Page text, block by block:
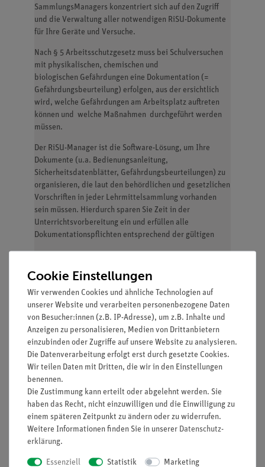
SammlungsManagers konzentriert sich auf den Zugriff
und die Verwaltung aller notwendigen RiSU-Dokumente
für Ihre Geräte und Versuche.
Nach § 5 Arbeitsschutzgesetz muss bei Schulversuchen
mit physikalischen, chemischen und
biologischen Gefährdungen eine Dokumentation (=
Gefährdungsbeurteilung) erfolgen, aus der ersichtlich
wird, welche Gefährdungen am Arbeitsplatz auftreten
können und welche Maßnahmen durchgeführt werden
müssen.
Der RiSU-Manager ist die Software-Lösung, um Ihre
Dokumente (u.a. Bedienungsanleitung,
Sicherheitsdatenblätter, Gefährdungsbeurteilungen) zu
organisieren, die laut den behördlichen und gesetzlichen
Vorschriften in jeder Lehrmittelsammlung vorhanden
sein müssen. Hierdurch sparen Sie Zeit in der
Unterrichtsvorbereitung ein und erfüllen alle
Dokumentationspflichten entsprechend der gültigen
Ausstattung und technische
Daten
Der RiSU-Manager hilft Ihnen
Ihre Unterrichtsvorbereitung zeitsparend
durchzuführen. Die zur Durchführung von
Schulversuchen notwendigen Dokumente (wie
Gefährdungsbeurteilungen oder
Sicherheitsdatenblätter) sind bereits im RiSU-
Manager enthalten
Bei der Organisation Ihrer Dokumente. Sie finden
im RiSU-Manager bei dem Versuch direkt
Dokumente wie Gefährdungsbeurteilung
Cookie Einstellungen
Wir verwenden Cookies und ähnliche Technologien auf
unserer Website und verarbeiten personenbezogene Daten
von Besucher:innen (z.B. IP-Adresse), um z.B. Inhalte und
Anzeigen zu personalisieren, Medien von Drittanbietern
einzubinden oder Zugriffe auf unsere Website zu analysieren.
Die Datenverarbeitung erfolgt erst durch gesetzte Cookies.
Wir teilen Daten mit Dritten, die wir in den Einstellungen
benennen.
Die Zustimmung kann erteilt oder abgelehnt werden. Sie
haben das Recht, nicht einzuwilligen und die Einwilligung zu
einem späteren Zeitpunkt zu ändern oder zu widerrufen.
Weitere Informationen finden Sie in unserer Daten­schutz­
erklärung.
Essenziell Statistik Marketing